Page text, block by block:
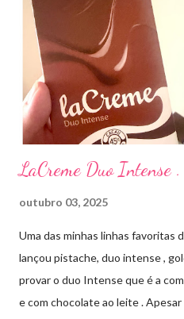
Streptomyces erythraeus. É
com os ácidos. Forma
TÓPICO SOLUÇÃO é
frascos de 120 ml. USO
Cada ml contém: Eritromicina
LaCreme Duo Intense .
outubro 03, 2025
Uma das minhas linhas favoritas
lançou pistache, duo intense ,
provar o duo Intense que é a
e com chocolate ao leite . Apesar